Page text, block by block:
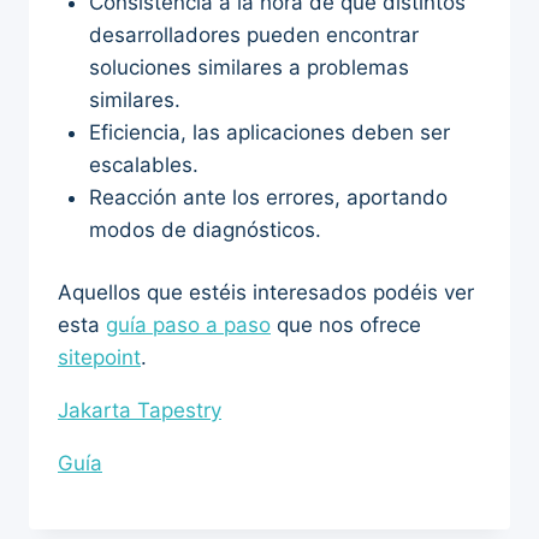
desarrolladores pueden encontrar
soluciones similares a problemas
similares.
Eficiencia, las aplicaciones deben ser
escalables.
Reacción ante los errores, aportando
modos de diagnósticos.
Aquellos que estéis interesados podéis ver
esta guía paso a paso que nos ofrece
sitepoint.
Jakarta Tapestry
Guía